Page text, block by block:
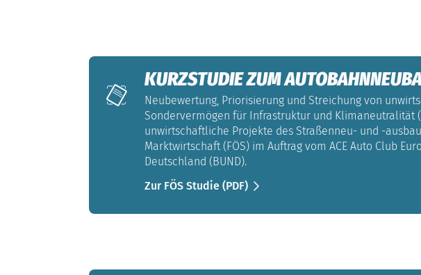
KURZSTUDIE ZUM
Neubewertung, Priorisierung und Streichung von
Sondervermögen für Infrastruktur und Klimaneutralität
unwirtschaftliche Projekte des Straßenneu- und -
Marktwirtschaft (FÖS) im Auftrag vom ACE Auto Club
Deutschland (BUND).
Zur FÖS Studie (PDF)